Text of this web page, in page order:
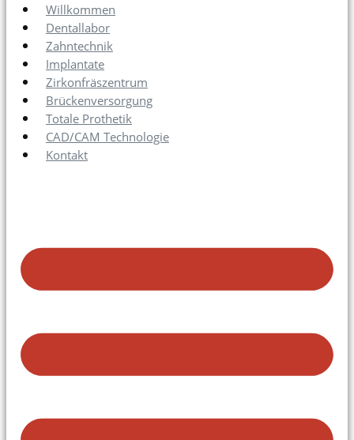
Willkommen
Dentallabor
Zahntechnik
Implantate
Zirkonfräszentrum
Brückenversorgung
Totale Prothetik
CAD/CAM Technologie
Kontakt